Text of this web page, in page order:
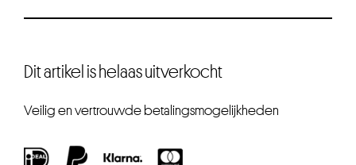
Dit artikel is helaas uitverkocht
Veilig en vertrouwde betalingsmogelijkheden